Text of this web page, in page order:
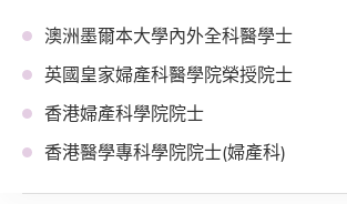
澳洲墨爾本大學內外全科醫學士
英國皇家婦產科醫學院榮授院士
香港婦產科學院院士
香港醫學專科學院院士(婦產科)